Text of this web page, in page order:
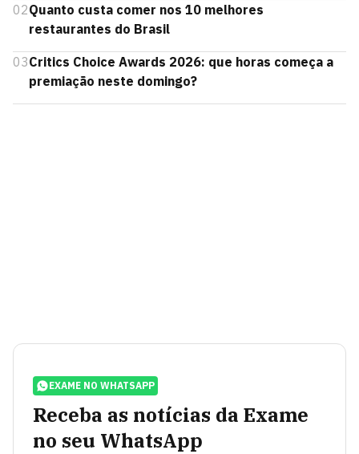
02Quanto custa comer nos 10 melhores
restaurantes do Brasil
03Critics Choice Awards 2026: que horas começa a
premiação neste domingo?
EXAME NO WHATSAPP
Receba as notícias da Exame
no seu WhatsApp